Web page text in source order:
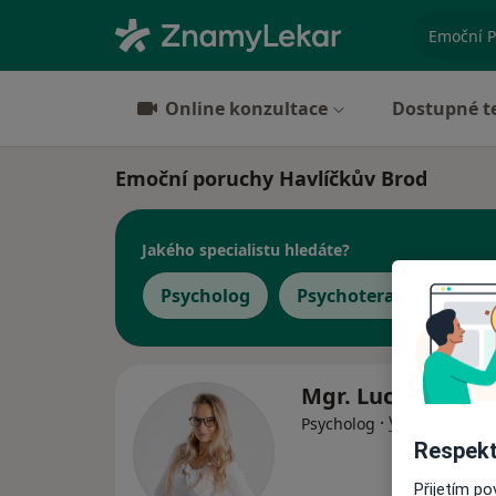
Online konzultace Dostupné
Emoční poruchy Havlíčkův Brod
Jakého specialistu hledáte?
Psycholog Psychoterapeut
Mgr. Lucie
Psycholog · Více
Přijetím